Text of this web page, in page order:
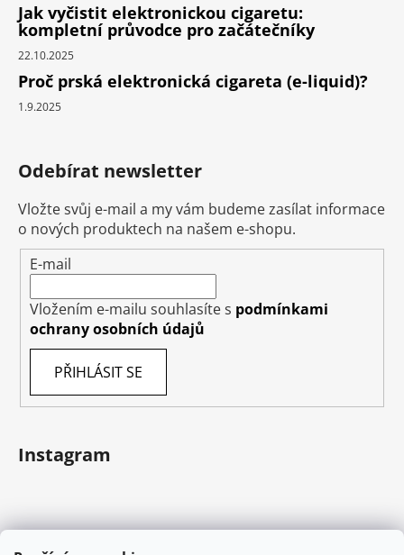
Jak vyčistit elektronickou cigaretu:
kompletní průvodce pro začátečníky
22.10.2025
Proč prská elektronická cigareta (e-liquid)?
1.9.2025
Odebírat newsletter
Vložte svůj e-mail a my vám budeme zasílat informace
o nových produktech na našem e-shopu.
E-mail
Vložením e-mailu souhlasíte s podmínkami
ochrany osobních údajů
PŘIHLÁSIT SE
Instagram